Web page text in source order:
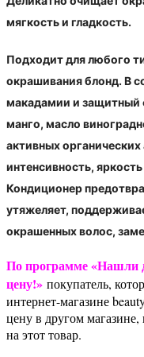
мягкость и гладкость.
Подходит для любого
окрашивания блонд. В
макадамии и защитный
манго, масло
активных органических
интенсивность,
Кондиционер
утяжеляет,
окрашенных волос,
По программе «Нашли
цену!» покупатель,
интернет-магазине
цену в другом
на этот товар.